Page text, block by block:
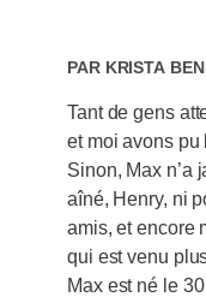
PAR Krista
Tant de gens
et moi avons pu
Sinon, Max n’a
aîné, Henry, ni
amis, et encore
qui est venu
Max est né le